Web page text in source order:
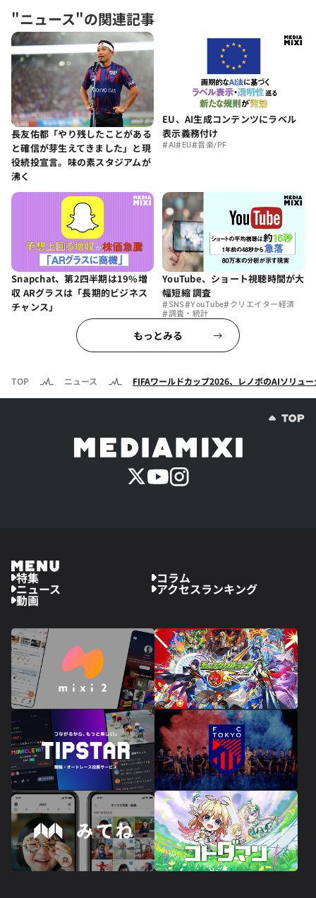
"ニュース"の関連記事
長友佑都「やり残したことがある
と確信が芽生えてきました」と現
役続投宣言。味の素スタジアムが
沸く
EU、AI生成コンテンツにラベル
表示義務付け
#AI#EU#音楽/PF
Snapchat、第2四半期は19%増
収 ARグラスは「長期的ビジネス
チャンス」
YouTube、ショート視聴時間が大
幅短縮 調査
#SNS#YouTube#クリエイター経済
#調査・統計
もっとみる
TOP ニュース FIFAワールドカップ2026、レノボのAIソリュ
特集 コラム
ニュース アクセスランキング
動画